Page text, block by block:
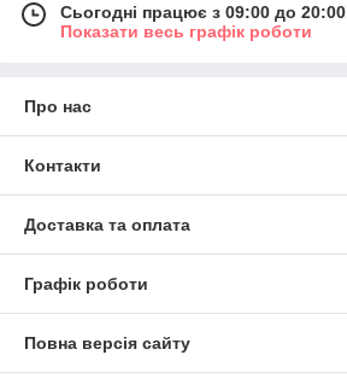
Сьогодні працює з 09:00 до 20:00
Показати весь графік роботи
Про нас
Контакти
Доставка та оплата
Графік роботи
Повна версія сайту